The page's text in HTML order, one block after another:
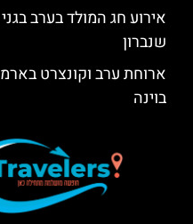
אירוע חג המולד בערב
שנברון
ארוחת ערב וקונצרט
בוינה